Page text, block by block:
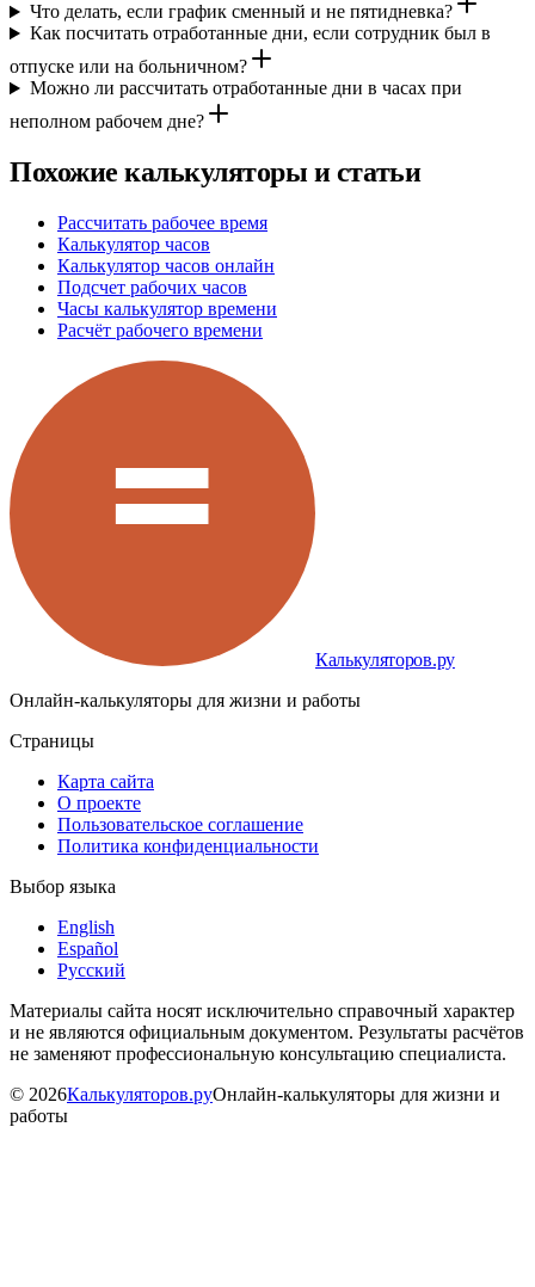
Что делать, если график сменный и не пятидневка?
Как посчитать отработанные дни, если сотрудник был в
отпуске или на больничном?
Можно ли рассчитать отработанные дни в часах при
неполном рабочем дне?
Похожие калькуляторы и статьи
Рассчитать рабочее время
Калькулятор часов
Калькулятор часов онлайн
Подсчет рабочих часов
Часы калькулятор времени
Расчёт рабочего времени
Калькуляторов.ру
Онлайн-калькуляторы для жизни и работы
Страницы
Карта сайта
О проекте
Пользовательское соглашение
Политика конфиденциальности
Выбор языка
English
Español
Русский
Материалы сайта носят исключительно справочный характер
и не являются официальным документом. Результаты расчётов
не заменяют профессиональную консультацию специалиста.
© 2026Калькуляторов.руОнлайн-калькуляторы для жизни и
работы